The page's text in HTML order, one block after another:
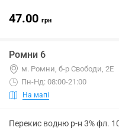
47.00 грн
Ромни 6
м. Ромни, б-р Свободи, 2Е
Пн-Нд: 08:00-21:00
На мапі
Перекис водню р-н 3% фл.